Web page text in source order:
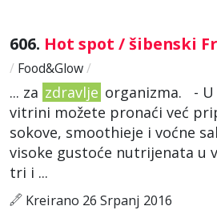
606. Hot spot / šibenski
/ Food&Glow/
... za zdravlje organizma. - U
vitrini možete pronaći već
sokove, smoothieje i voćne
visoke gustoće nutrijenata u
tri i ...
Kreirano 26 Srpanj 2016